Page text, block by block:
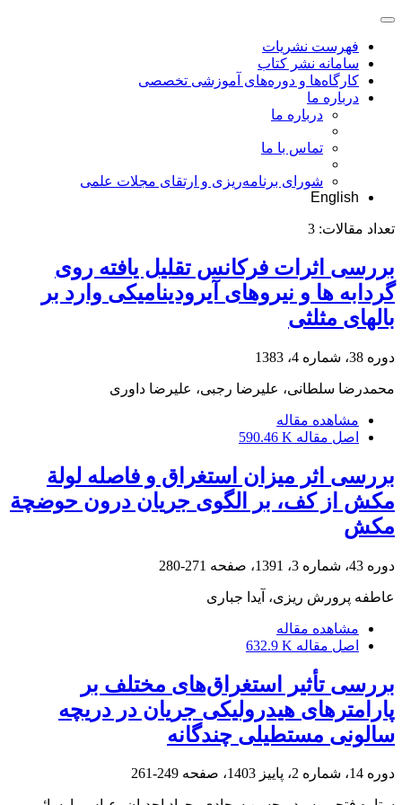
فهرست نشریات
سامانه نشر کتاب
کارگاه‌ها و دوره‌های آموزشی تخصصی
درباره ما
درباره ما
تماس با ما
شورای برنامه‌ریزی و ارتقای مجلات علمی
English
تعداد مقالات: 3
بررسی اثرات فرکانس تقلیل یافته روی
گردابه ها و نیروهای آیرودینامیکی وارد بر
بالهای مثلثی
دوره 38، شماره 4، 1383
محمدرضا سلطانی، علیرضا رجبی، علیرضا داوری
مشاهده مقاله
اصل مقاله 590.46 K
بررسی اثر میزان استغراق و فاصله لولة
مکش از کف، بر الگوی جریان درون حوضچة
مکش
دوره 43، شماره 3، 1391، صفحه 271-280
عاطفه پرورش ریزی، آیدا جباری
مشاهده مقاله
اصل مقاله 632.9 K
بررسی تأثیر استغراق‌های مختلف بر
پارامترهای هیدرولیکی جریان در دریچه
سالونی مستطیلی چندگانه
دوره 14، شماره 2، پاییز 1403، صفحه 249-261